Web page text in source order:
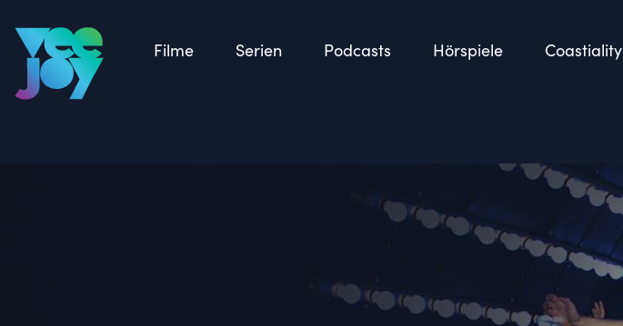
Filme Serien Podcasts Hörspiele Coastiality
Zurück